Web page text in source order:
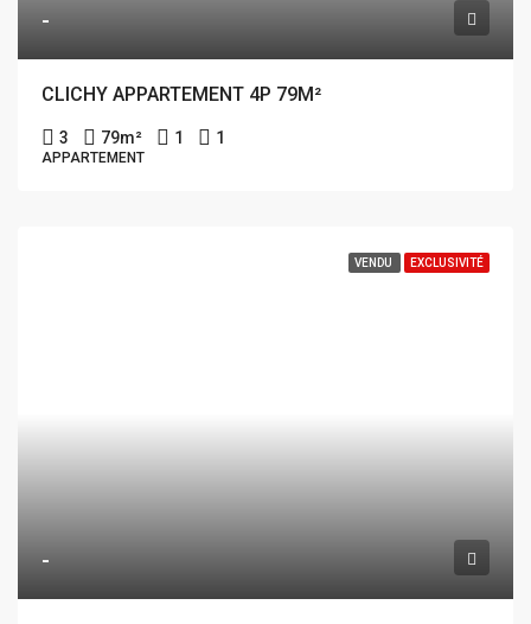
-
CLICHY APPARTEMENT 4P 79M²
3 79m² 1 1
APPARTEMENT
VENDU EXCLUSIVITÉ
-